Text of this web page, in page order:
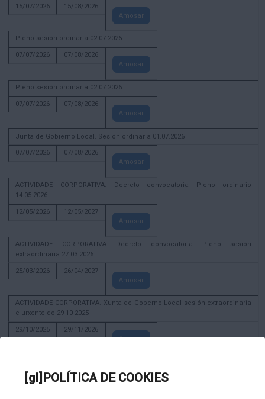
[gl]POLÍTICA DE COOKIES
15/07/2026
15/08/2026
Amosar
Pleno sesión ordinaria 02.07.2026
07/07/2026
07/08/2026
Amosar
Pleno sesión ordinaria 02.07.2026
07/07/2026
07/08/2026
Amosar
Junta de Gobierno Local. Sesión ordinaria 01.07.2026
07/07/2026
07/08/2026
Amosar
ACTIVIDADE CORPORATIVA. Decreto convocatoria Pleno ordinario
14.05.2026
12/05/2026
12/05/2027
Amosar
ACTIVIDADE CORPORATIVA Decreto convocatoria Pleno sesión
extraordinaria 27.03.2026
25/03/2026
26/04/2027
Amosar
ACTIVIDADE CORPORATIVA. Xunta de Goberno Local sesión extraordinaria
e urxente do 29-10-2025
29/10/2025
29/11/2026
Amosar
constitutiva da Xunta de Goberno Local extraordinaria e urxente 21.6.2023